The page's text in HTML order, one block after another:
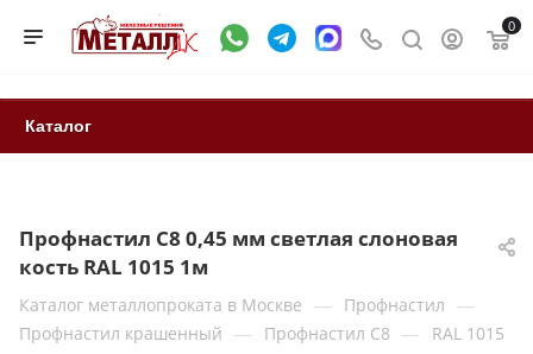
0
Каталог
Профнастил С8 0,45 мм светлая слоновая
кость RAL 1015 1м
Каталог металлопроката в Москве — Профнастил —
Профнастил крашенный — Профнастил С8 — RAL 1015